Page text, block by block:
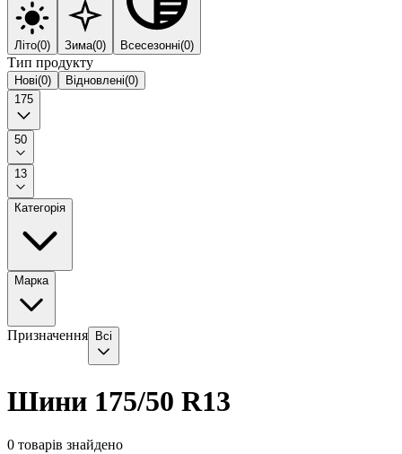
Літо(0) Зима(0) Всесезонні(0)
Тип продукту
Нові(0) Відновлені(0)
175
50
13
Категорія
Марка
Призначення Всі
Шини 175/50 R13
0 товарів знайдено